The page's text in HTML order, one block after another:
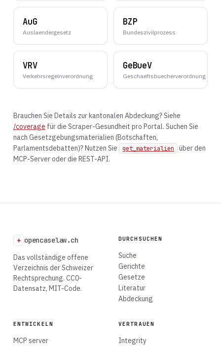
AuG
Auslaendergesetz
BZP
Bundeszivilprozess
VRV
Verkehrsregelnverordnung
GeBueV
Geschaeftsbuecherverordnung
Brauchen Sie Details zur kantonalen Abdeckung? Siehe
/coverage für die Scraper-Gesundheit pro Portal. Suchen Sie
nach Gesetzgebungsmaterialien (Botschaften,
Parlamentsdebatten)? Nutzen Sie
get_materialien
über den
MCP-Server oder die REST-API.
+ opencaselaw.ch
Das vollständige offene
Verzeichnis der Schweizer
Rechtsprechung. CC0-
Datensatz, MIT-Code.
DURCHSUCHEN
Suche
Gerichte
Gesetze
Literatur
Abdeckung
ENTWICKELN
MCP server
VERTRAUEN
Integrity